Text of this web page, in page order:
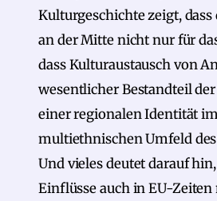
Kulturgeschichte zeigt,
an der Mitte nicht nur für
dass Kulturaustausch von
wesentlicher Bestandteil
einer regionalen Identität
multiethnischen Umfeld des
Und vieles deutet darauf
Einflüsse auch in EU-